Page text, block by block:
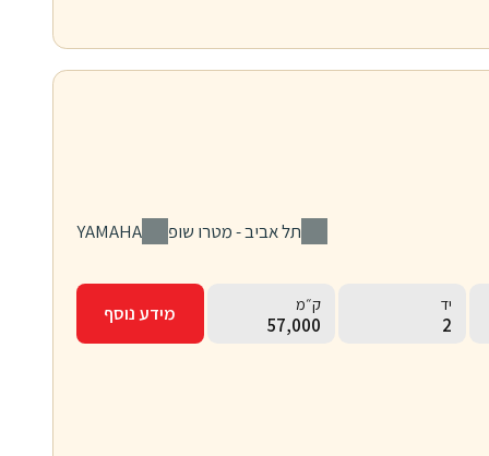
סניף
תל אביב - מטרו שופ יצרן
YAMAHA
יד
2
ק״מ
57,000 מידע נוסף